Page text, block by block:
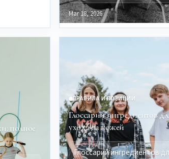
Mar 18, 2026
полное
ПРАВИЛА И ПОЗИЦИИ
Глоссарий ингредиентов
ухода за кожей
Глоссарий ингредиентов